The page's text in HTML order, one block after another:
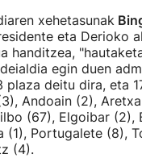
xehetasunak
eta Derioko
handitzea,
egin duen
deitu dira, eta
Andoain (2),
(67), Elgoibar (2),
(1), Portugalete (8),
(4).